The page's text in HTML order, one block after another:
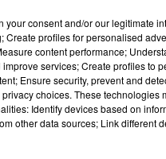
2025
S'IMPOSE AU FORCEPS
CESSON-RENNES (30-29)
consent and/or our legitimate
profiles for personalised
content performance;
services; Create profiles to
Ensure security, prevent and
choices. These technologies
Identify devices based on
other data sources; Link different